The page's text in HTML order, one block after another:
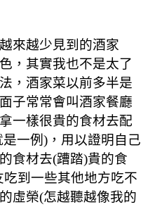
來越少見到的酒家
，其實我也不是太了
，酒家菜以前多半是
子常常會叫酒家餐廳
一樣很貴的食材去配
一例)，用以證明自己
食材去(蹧踏)貴的食
到一些其他地方吃不
虛榮(怎越聽越像我的